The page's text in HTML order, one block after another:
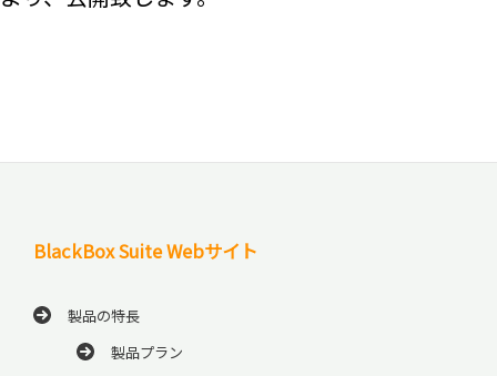
BlackBox Suite Webサイト
製品の特長
製品プラン